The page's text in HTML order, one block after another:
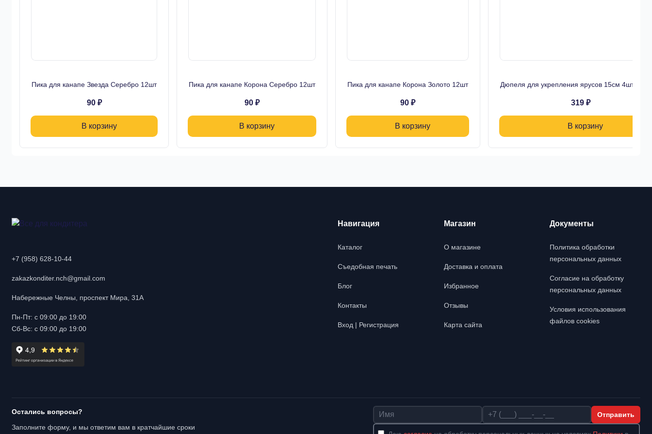
Пика для канапе Звезда Серебро 12шт
90 ₽
В корзину
Пика для канапе Корона Серебро 12шт
90 ₽
В корзину
Пика для канапе Корона Золото 12шт
90 ₽
В корзину
Дюпеля для укрепления ярусов 15см 4шт
319 ₽
В корзину
+7 (958) 628-10-44
zakazkonditer.nch@gmail.com
Набережные Челны, проспект Мира, 31А
Пн-Пт: с 09:00 до 19:00
Сб-Вс: с 09:00 до 19:00
Навигация
Каталог
Съедобная печать
Блог
Контакты
Вход | Регистрация
Магазин
О магазине
Доставка и оплата
Избранное
Отзывы
Карта сайта
Документы
Политика обработки
персональных данных
Согласие на обработку
персональных данных
Условия использования
файлов cookies
Остались вопросы?
Заполните форму, и мы ответим вам в кратчайшие сроки
Имя Телефон Отправить